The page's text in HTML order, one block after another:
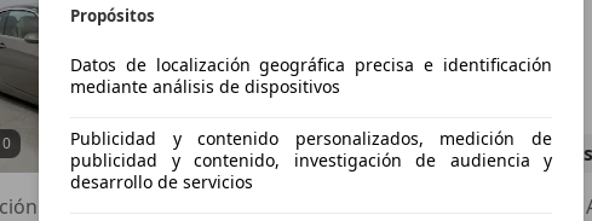
07/2008 184.300 km
Propósitos
Datos de localización geográfica precisa e identificación
mediante análisis de dispositivos
Publicidad y contenido personalizados, medición de
publicidad y contenido, investigación de audiencia y
desarrollo de servicios